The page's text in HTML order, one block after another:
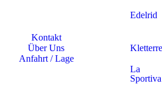
Edelrid
La
Sportiva
Kontakt
Über Uns
Anfahrt / Lage